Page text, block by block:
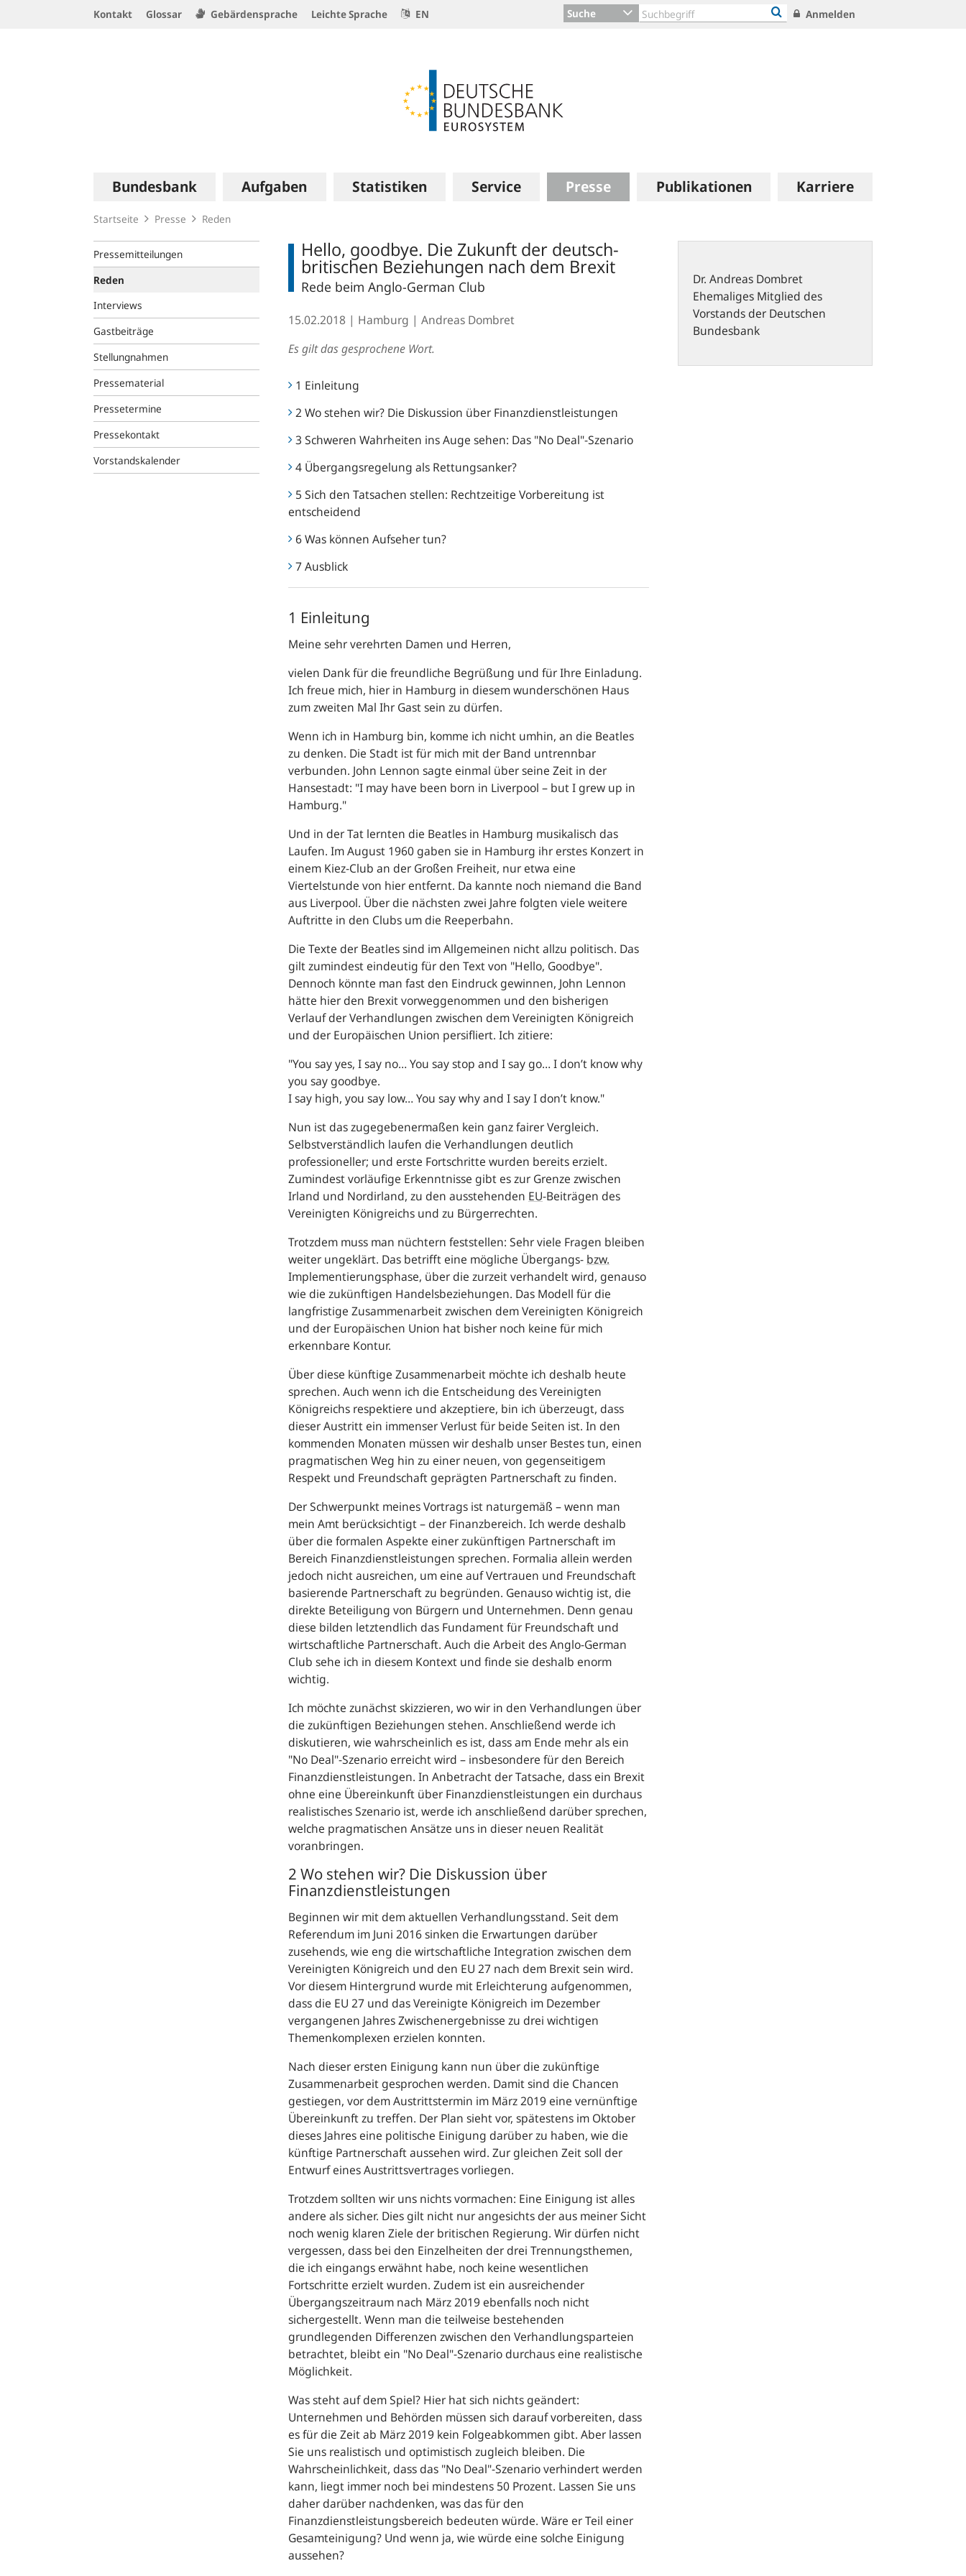
Kontakt Glossar Gebärdensprache Leichte Sprache EN Suche Anmelden
Hauptnavigation
Bundesbank Aufgaben Statistiken Service Presse Publikationen Karriere
Startseite Presse Reden
Pressemitteilungen
Reden
Interviews
Gastbeiträge
Stellungnahmen
Pressematerial
Pressetermine
Pressekontakt
Vorstandskalender
Hello, goodbye. Die Zukunft der deutsch-
britischen Beziehungen nach dem Brexit
Rede beim Anglo-German Club
15.02.2018 Hamburg
Andreas Dombret
Es gilt das gesprochene Wort.
1 Einleitung
2 Wo stehen wir? Die Diskussion über Finanzdienstleistungen
3 Schweren Wahrheiten ins Auge sehen: Das "No Deal"-Szenario
4 Übergangsregelung als Rettungsanker?
5 Sich den Tatsachen stellen: Rechtzeitige Vorbereitung ist
entscheidend
6 Was können Aufseher tun?
7 Ausblick
1 Einleitung
Meine sehr verehrten Damen und Herren,
vielen Dank für die freundliche Begrüßung und für Ihre Einladung.
Ich freue mich, hier in Hamburg in diesem wunderschönen Haus
zum zweiten Mal Ihr Gast sein zu dürfen.
Wenn ich in Hamburg bin, komme ich nicht umhin, an die Beatles
zu denken. Die Stadt ist für mich mit der Band untrennbar
verbunden. John Lennon sagte einmal über seine Zeit in der
Hansestadt: "I may have been born in Liverpool – but I grew up in
Hamburg."
Und in der Tat lernten die Beatles in Hamburg musikalisch das
Laufen. Im August 1960 gaben sie in Hamburg ihr erstes Konzert in
einem Kiez-Club an der Großen Freiheit, nur etwa eine
Viertelstunde von hier entfernt. Da kannte noch niemand die Band
aus Liverpool. Über die nächsten zwei Jahre folgten viele weitere
Auftritte in den Clubs um die Reeperbahn.
Die Texte der Beatles sind im Allgemeinen nicht allzu politisch. Das
gilt zumindest eindeutig für den Text von "Hello, Goodbye".
Dennoch könnte man fast den Eindruck gewinnen, John Lennon
hätte hier den Brexit vorweggenommen und den bisherigen
Verlauf der Verhandlungen zwischen dem Vereinigten Königreich
und der Europäischen Union persifliert. Ich zitiere:
"You say yes, I say no… You say stop and I say go… I don’t know why
you say goodbye.
I say high, you say low… You say why and I say I don’t know."
Nun ist das zugegebenermaßen kein ganz fairer Vergleich.
Selbstverständlich laufen die Verhandlungen deutlich
professioneller; und erste Fortschritte wurden bereits erzielt.
Zumindest vorläufige Erkenntnisse gibt es zur Grenze zwischen
Irland und Nordirland, zu den ausstehenden EU-Beiträgen des
Vereinigten Königreichs und zu Bürgerrechten.
Trotzdem muss man nüchtern feststellen: Sehr viele Fragen bleiben
weiter ungeklärt. Das betrifft eine mögliche Übergangs- bzw.
Implementierungsphase, über die zurzeit verhandelt wird, genauso
wie die zukünftigen Handelsbeziehungen. Das Modell für die
langfristige Zusammenarbeit zwischen dem Vereinigten Königreich
und der Europäischen Union hat bisher noch keine für mich
erkennbare Kontur.
Über diese künftige Zusammenarbeit möchte ich deshalb heute
sprechen. Auch wenn ich die Entscheidung des Vereinigten
Königreichs respektiere und akzeptiere, bin ich überzeugt, dass
dieser Austritt ein immenser Verlust für beide Seiten ist. In den
kommenden Monaten müssen wir deshalb unser Bestes tun, einen
pragmatischen Weg hin zu einer neuen, von gegenseitigem
Respekt und Freundschaft geprägten Partnerschaft zu finden.
Der Schwerpunkt meines Vortrags ist naturgemäß – wenn man
mein Amt berücksichtigt – der Finanzbereich. Ich werde deshalb
über die formalen Aspekte einer zukünftigen Partnerschaft im
Bereich Finanzdienstleistungen sprechen. Formalia allein werden
jedoch nicht ausreichen, um eine auf Vertrauen und Freundschaft
basierende Partnerschaft zu begründen. Genauso wichtig ist, die
direkte Beteiligung von Bürgern und Unternehmen. Denn genau
diese bilden letztendlich das Fundament für Freundschaft und
wirtschaftliche Partnerschaft. Auch die Arbeit des Anglo-German
Club sehe ich in diesem Kontext und finde sie deshalb enorm
wichtig.
Ich möchte zunächst skizzieren, wo wir in den Verhandlungen über
die zukünftigen Beziehungen stehen. Anschließend werde ich
diskutieren, wie wahrscheinlich es ist, dass am Ende mehr als ein
"No Deal"-Szenario erreicht wird – insbesondere für den Bereich
Finanzdienstleistungen. In Anbetracht der Tatsache, dass ein Brexit
ohne eine Übereinkunft über Finanzdienstleistungen ein durchaus
realistisches Szenario ist, werde ich anschließend darüber sprechen,
welche pragmatischen Ansätze uns in dieser neuen Realität
voranbringen.
2 Wo stehen wir? Die Diskussion über
Finanzdienstleistungen
Beginnen wir mit dem aktuellen Verhandlungsstand. Seit dem
Referendum im Juni 2016 sinken die Erwartungen darüber
zusehends, wie eng die wirtschaftliche Integration zwischen dem
Vereinigten Königreich und den EU 27 nach dem Brexit sein wird.
Vor diesem Hintergrund wurde mit Erleichterung aufgenommen,
dass die EU 27 und das Vereinigte Königreich im Dezember
vergangenen Jahres Zwischenergebnisse zu drei wichtigen
Themenkomplexen erzielen konnten.
Nach dieser ersten Einigung kann nun über die zukünftige
Zusammenarbeit gesprochen werden. Damit sind die Chancen
gestiegen, vor dem Austrittstermin im März 2019 eine vernünftige
Übereinkunft zu treffen. Der Plan sieht vor, spätestens im Oktober
dieses Jahres eine politische Einigung darüber zu haben, wie die
künftige Partnerschaft aussehen wird. Zur gleichen Zeit soll der
Entwurf eines Austrittsvertrages vorliegen.
Trotzdem sollten wir uns nichts vormachen: Eine Einigung ist alles
andere als sicher. Dies gilt nicht nur angesichts der aus meiner Sicht
noch wenig klaren Ziele der britischen Regierung. Wir dürfen nicht
vergessen, dass bei den Einzelheiten der drei Trennungsthemen,
die ich eingangs erwähnt habe, noch keine wesentlichen
Fortschritte erzielt wurden. Zudem ist ein ausreichender
Übergangszeitraum nach März 2019 ebenfalls noch nicht
sichergestellt. Wenn man die teilweise bestehenden
grundlegenden Differenzen zwischen den Verhandlungsparteien
betrachtet, bleibt ein "No Deal"-Szenario durchaus eine realistische
Möglichkeit.
Was steht auf dem Spiel? Hier hat sich nichts geändert:
Unternehmen und Behörden müssen sich darauf vorbereiten, dass
es für die Zeit ab März 2019 kein Folgeabkommen gibt. Aber lassen
Sie uns realistisch und optimistisch zugleich bleiben. Die
Wahrscheinlichkeit, dass das "No Deal"-Szenario verhindert werden
kann, liegt immer noch bei mindestens 50 Prozent. Lassen Sie uns
daher darüber nachdenken, was das für den
Finanzdienstleistungsbereich bedeuten würde. Wäre er Teil einer
Gesamteinigung? Und wenn ja, wie würde eine solche Einigung
aussehen?
Dr. Andreas Dombret
Ehemaliges Mitglied des
Vorstands der Deutschen
Bundesbank